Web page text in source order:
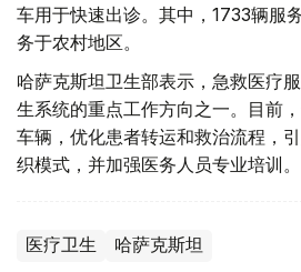
车用于快速出诊。其中，1733辆服
务于农村地区。
哈萨克斯坦卫生部表示，急救医疗
生系统的重点工作方向之一。目前
车辆，优化患者转运和救治流程，
织模式，并加强医务人员专业培训。
医疗卫生 哈萨克斯坦